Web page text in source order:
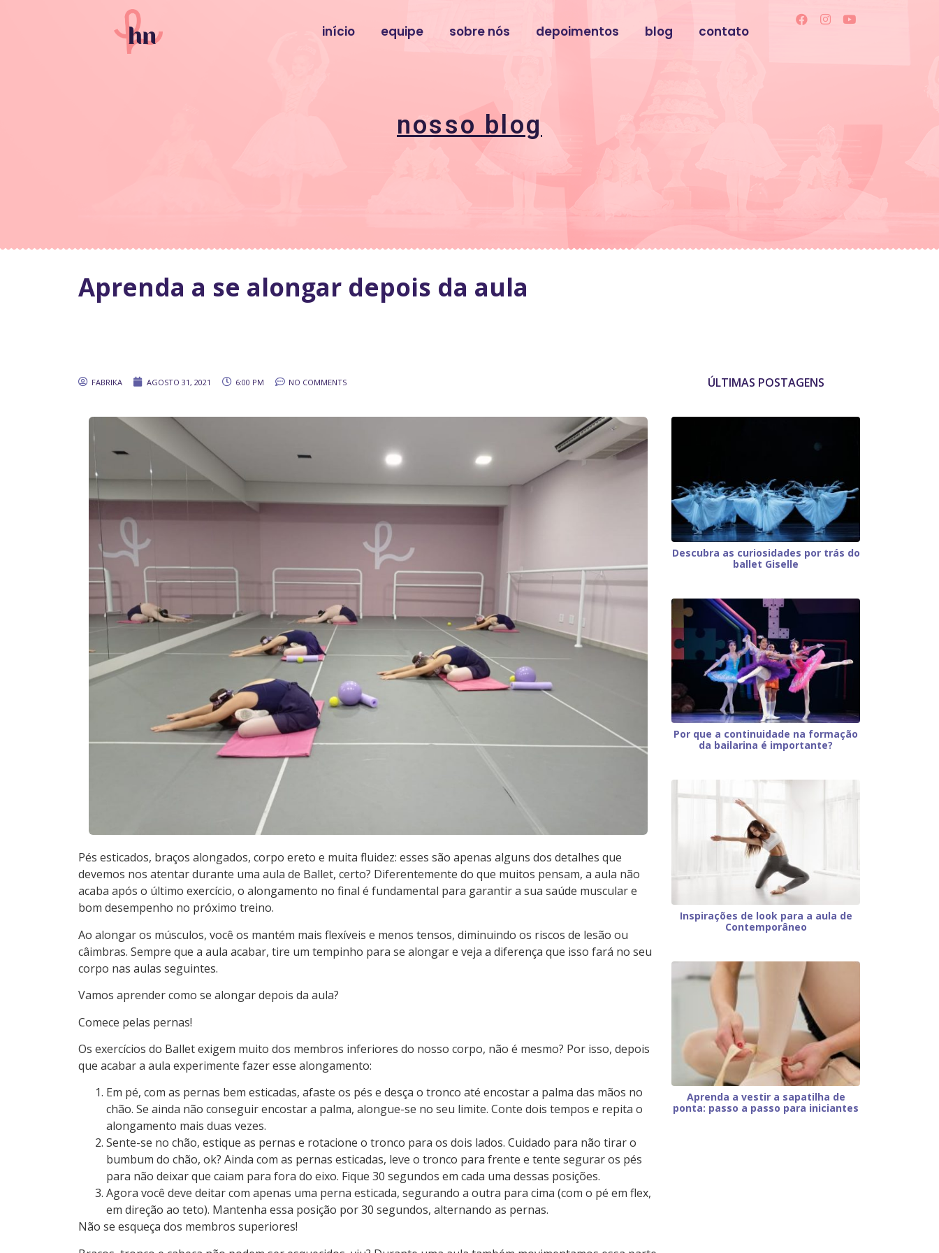
início equipe sobre nós depoimentos blog contato
nosso blog
Aprenda a se alongar depois da aula
FABRIKA AGOSTO 31, 2021 6:00 PM NO COMMENTS
Pés esticados, braços alongados, corpo ereto e muita fluidez: esses são apenas alguns dos detalhes que
devemos nos atentar durante uma aula de Ballet, certo? Diferentemente do que muitos pensam, a aula não
acaba após o último exercício, o alongamento no final é fundamental para garantir a sua saúde muscular e
bom desempenho no próximo treino.
Ao alongar os músculos, você os mantém mais flexíveis e menos tensos, diminuindo os riscos de lesão ou
câimbras. Sempre que a aula acabar, tire um tempinho para se alongar e veja a diferença que isso fará no seu
corpo nas aulas seguintes.
Vamos aprender como se alongar depois da aula?
Comece pelas pernas!
Os exercícios do Ballet exigem muito dos membros inferiores do nosso corpo, não é mesmo? Por isso, depois
que acabar a aula experimente fazer esse alongamento:
Em pé, com as pernas bem esticadas, afaste os pés e desça o tronco até encostar a palma das mãos no
chão. Se ainda não conseguir encostar a palma, alongue-se no seu limite. Conte dois tempos e repita o
alongamento mais duas vezes.
Sente-se no chão, estique as pernas e rotacione o tronco para os dois lados. Cuidado para não tirar o
bumbum do chão, ok? Ainda com as pernas esticadas, leve o tronco para frente e tente segurar os pés
para não deixar que caiam para fora do eixo. Fique 30 segundos em cada uma dessas posições.
Agora você deve deitar com apenas uma perna esticada, segurando a outra para cima (com o pé em flex,
em direção ao teto). Mantenha essa posição por 30 segundos, alternando as pernas.
Não se esqueça dos membros superiores!
ÚLTIMAS POSTAGENS
Descubra as curiosidades por trás do
ballet Giselle
Por que a continuidade na formação
da bailarina é importante?
Inspirações de look para a aula de
Contemporâneo
Aprenda a vestir a sapatilha de
ponta: passo a passo para iniciantes